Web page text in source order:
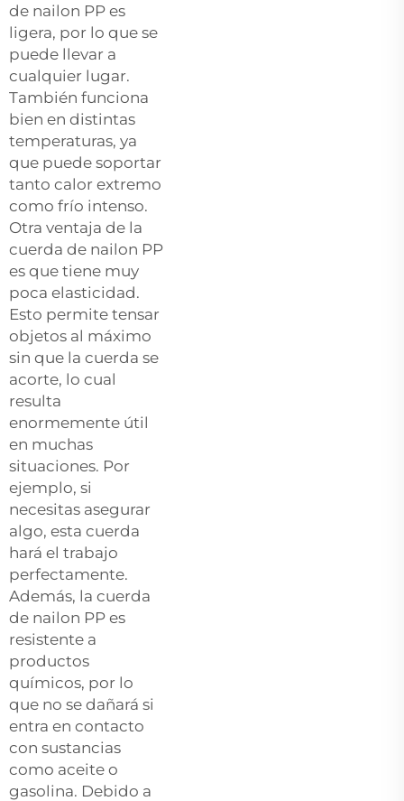
de nailon PP es
ligera, por lo que se
puede llevar a
cualquier lugar.
También funciona
bien en distintas
temperaturas, ya
que puede soportar
tanto calor extremo
como frío intenso.
Otra ventaja de la
cuerda de nailon PP
es que tiene muy
poca elasticidad.
Esto permite tensar
objetos al máximo
sin que la cuerda se
acorte, lo cual
resulta
enormemente útil
en muchas
situaciones. Por
ejemplo, si
necesitas asegurar
algo, esta cuerda
hará el trabajo
perfectamente.
Además, la cuerda
de nailon PP es
resistente a
productos
químicos, por lo
que no se dañará si
entra en contacto
con sustancias
como aceite o
gasolina. Debido a